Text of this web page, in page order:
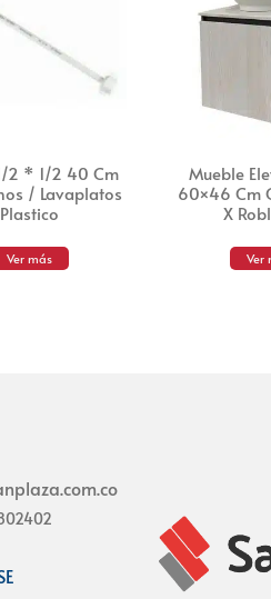
2 * 1/2 40 Cm
/ Lavaplatos
Plastico
Ver más
Mueble
60×46 Cm
X
Ver